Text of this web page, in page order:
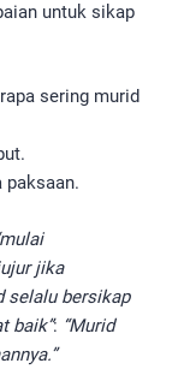
untuk sikap
sering murid
paksaan.
jika
selalu bersikap
baik”: “Murid